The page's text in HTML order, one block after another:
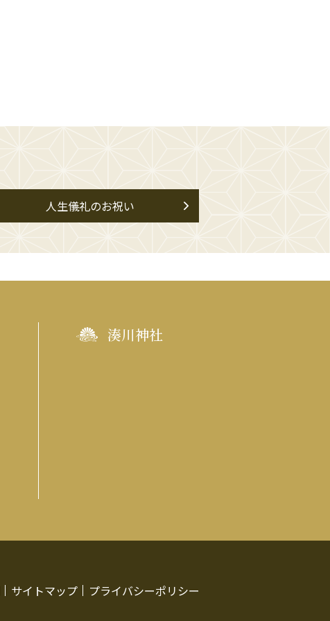
人生儀礼のお祝い
湊川神社
サイトマップ プライバシーポリシー